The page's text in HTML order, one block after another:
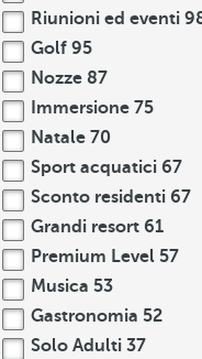
Riunioni ed eventi
Golf 95
Nozze 87
Immersione 75
Natale 70
Sport acquatici 67
Sconto residenti 67
Grandi resort 61
Premium Level 57
Musica 53
Gastronomia 52
Solo Adulti 37